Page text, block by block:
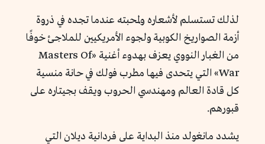
لذلك تستسلم لأشعاره ولمحبته عندما تجده في ذروة
أزمة الصواريخ الكوبية ولجوء الأمريكيين للملاجئ خوفًا
من الغبار النووي يعزف بهدوء أغنية «Masters Of
War» التي يتحدى فيها مطرب فولك في حانة منسية
كل قادة العالم ومهندسي الحروب ويقف بجيتاره على
قبورهم.
يشدد مانغولد منذ البداية على فردانية ديلان التي